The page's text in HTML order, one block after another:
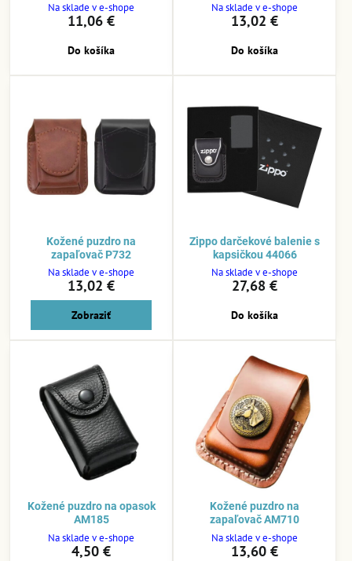
Na sklade v e-shope
11,06 €
Do košíka
Na sklade v e-shope
13,02 €
Do košíka
Kožené puzdro na
zapaľovač P732
Na sklade v e-shope
13,02 €
Zobraziť
Zippo darčekové balenie s
kapsičkou 44066
Na sklade v e-shope
27,68 €
Do košíka
Kožené puzdro na opasok
AM185
Na sklade v e-shope
4,50 €
Kožené puzdro na
zapaľovač AM710
Na sklade v e-shope
13,60 €